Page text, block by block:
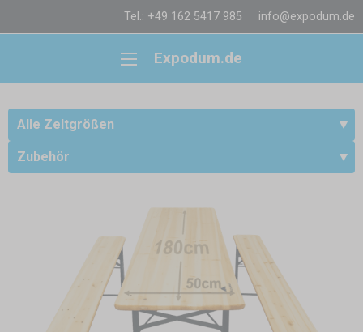
Tel.: +49 162 5417 985 info@expodum.de
Expodum.de
Alle Zeltgrößen
Zubehör